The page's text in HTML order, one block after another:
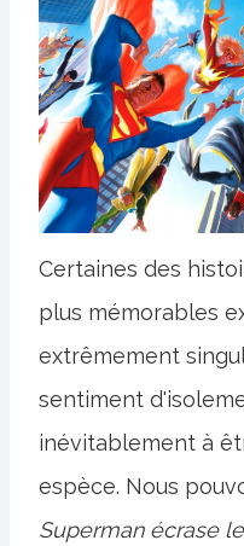
Certaines des
plus mémorables
extrêmement
sentiment
inévitablement à
espèce. Nous
Superman écrase